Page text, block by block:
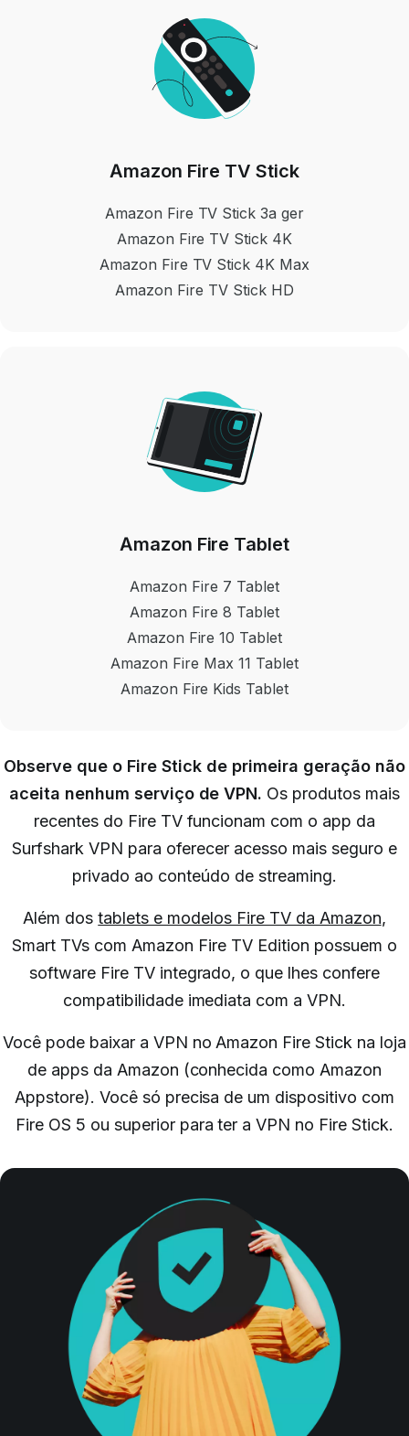
Amazon Fire TV Stick
Amazon Fire TV Stick 3a ger
Amazon Fire TV Stick 4K
Amazon Fire TV Stick 4K Max
Amazon Fire TV Stick HD
Amazon Fire Tablet
Amazon Fire 7 Tablet
Amazon Fire 8 Tablet
Amazon Fire 10 Tablet
Amazon Fire Max 11 Tablet
Amazon Fire Kids Tablet
Observe que o Fire Stick de primeira geração não
aceita nenhum serviço de VPN. Os produtos mais
recentes do Fire TV funcionam com o app da
Surfshark VPN para oferecer acesso mais seguro e
privado ao conteúdo de streaming.
Além dostablets e modelos Fire TV da Amazon,
Smart TVs com Amazon Fire TV Edition possuem o
software Fire TV integrado, o que lhes confere
compatibilidade imediata com a VPN.
Você pode baixar a VPN no Amazon Fire Stick na loja
de apps da Amazon (conhecida como Amazon
Appstore). Você só precisa de um dispositivo com
Fire OS 5 ou superior para ter a VPN no Fire Stick.